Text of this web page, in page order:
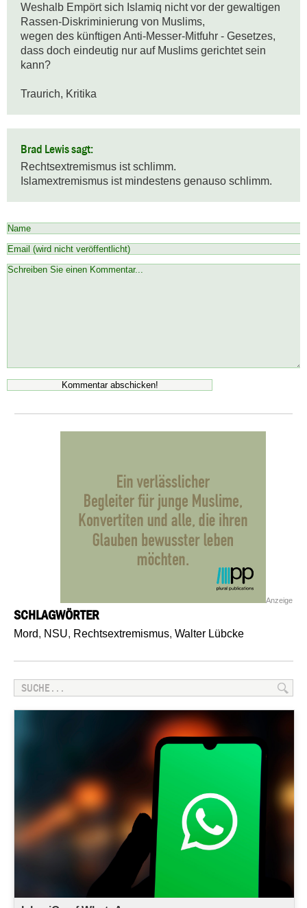
Weshalb Empört sich Islamiq nicht vor der gewaltigen
Rassen-Diskriminierung von Muslims,
wegen des künftigen Anti-Messer-Mitfuhr - Gesetzes,
dass doch eindeutig nur auf Muslims gerichtet sein
kann?
Traurich, Kritika
Brad Lewis sagt:
Rechtsextremismus ist schlimm.
Islamextremismus ist mindestens genauso schlimm.
Anzeige
SCHLAGWÖRTER
Mord, NSU, Rechtsextremismus, Walter Lübcke